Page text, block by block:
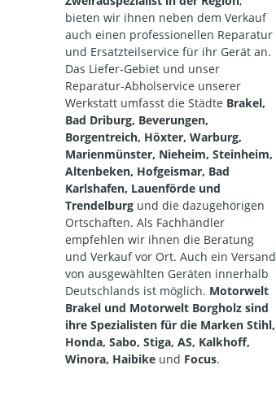
bieten wir ihnen neben dem Verkauf
auch einen professionellen Reparatur
und Ersatzteilservice für ihr Gerät an.
Das Liefer-Gebiet und unser
Reparatur-Abholservice unserer
Werkstatt umfasst die Städte Brakel,
Bad Driburg, Beverungen,
Borgentreich, Höxter, Warburg,
Marienmünster, Nieheim, Steinheim,
Altenbeken, Hofgeismar, Bad
Karlshafen, Lauenförde und
Trendelburg und die dazugehörigen
Ortschaften. Als Fachhändler
empfehlen wir ihnen die Beratung
und Verkauf vor Ort. Auch ein Versand
von ausgewählten Geräten innerhalb
Deutschlands ist möglich. Motorwelt
Brakel und Motorwelt Borgholz sind
ihre Spezialisten für die Marken Stihl,
Honda, Sabo, Stiga, AS, Kalkhoff,
Winora, Haibike und Focus.